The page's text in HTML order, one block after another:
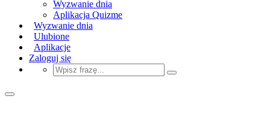
Wyzwanie dnia
Aplikacja Quizme
Wyzwanie dnia
Ulubione
Aplikacje
Zaloguj się